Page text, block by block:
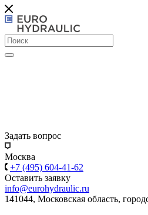
Задать вопрос
Москва
+7 (495) 604-41-62
Оставить заявку
info@eurohydraulic.ru
141044, Московская область,